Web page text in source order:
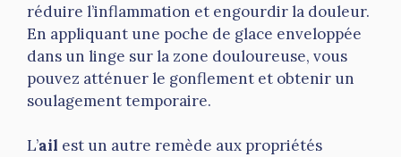
réduire l’inflammation et engourdir la douleur.
En appliquant une poche de glace enveloppée
dans un linge sur la zone douloureuse, vous
pouvez atténuer le gonflement et obtenir un
soulagement temporaire.
L’ail est un autre remède aux propriétés